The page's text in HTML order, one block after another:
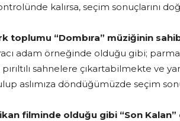
kalırsa, seçim sonuçlarını
toplumu “Dombıra” müziğinin
adam örneğinde olduğu gibi;
sahnelere çıkartabilmekte ve
aslımıza döndüğümüzde seçim
filminde olduğu gibi “Son